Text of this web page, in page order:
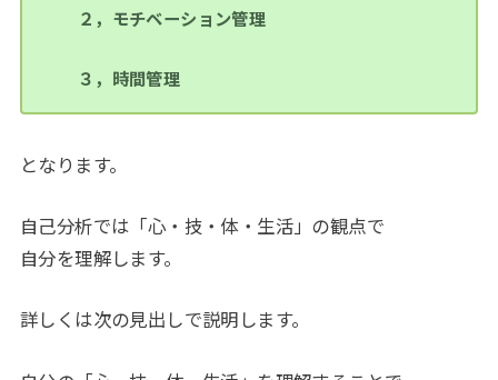
２，モチベーション管理
３，時間管理
となります。
自己分析では「心・技・体・生活」の観点で
自分を理解します。
詳しくは次の見出しで説明します。